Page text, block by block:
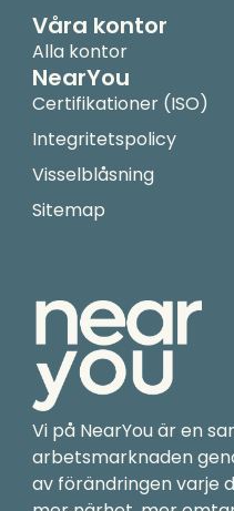
Vi på NearYou är en
arbetsmarknaden
av förändringen varje
Våra kontor
Alla kontor
NearYou
Certifikationer (ISO)
Integritetspolicy
Visselblåsning
Sitemap